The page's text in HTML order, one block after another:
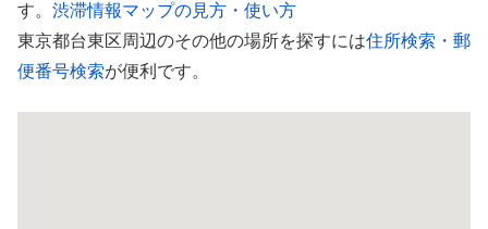
す。 渋滞情報マップの見方・使い方
東京都台東区周辺のその他の場所を探すには住所検索・郵
便番号検索が便利です。